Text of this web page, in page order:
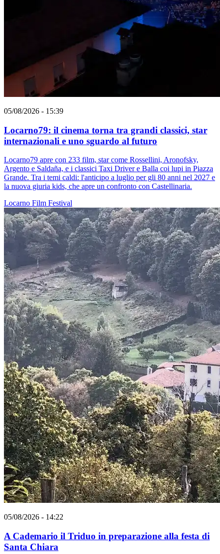
05/08/2026 - 15:39
Locarno79: il cinema torna tra grandi classici, star
internazionali e uno sguardo al futuro
Locarno79 apre con 233 film, star come Rossellini, Aronofsky,
Argento e Saldaña, e i classici Taxi Driver e Balla coi lupi in Piazza
Grande. Tra i temi caldi: l'anticipo a luglio per gli 80 anni nel 2027 e
la nuova giuria kids, che apre un confronto con Castellinaria.
Locarno Film Festival
05/08/2026 - 14:22
A Cademario il Triduo in preparazione alla festa di
Santa Chiara